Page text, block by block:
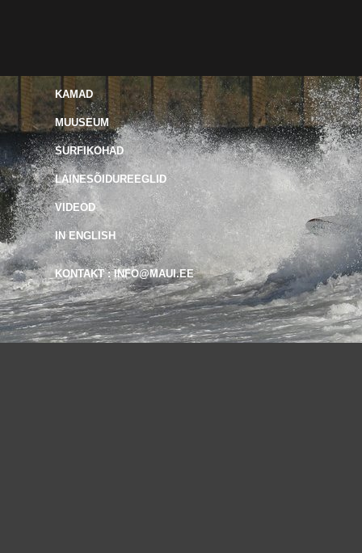
KAMAD
MUUSEUM
SURFIKOHAD
LAINESÕIDUREEGLID
VIDEOD
IN ENGLISH
KONTAKT : INFO@MAUI.EE